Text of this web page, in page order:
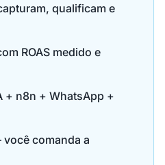
qualificam e
ROAS medido e
+ n8n + WhatsApp +
comanda a